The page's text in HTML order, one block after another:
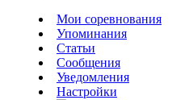
Мои соревнования
Упоминания
Статьи
Сообщения
Уведомления
Настройки